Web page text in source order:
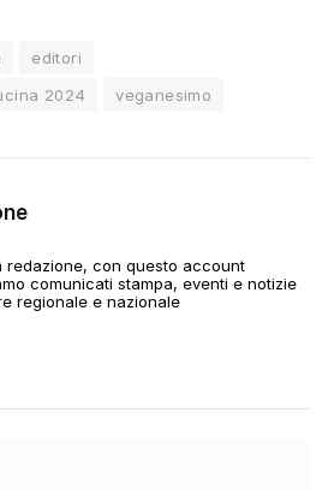
editori
2024
veganesimo
redazione, con questo account
comunicati stampa, eventi e notizie
regionale e nazionale